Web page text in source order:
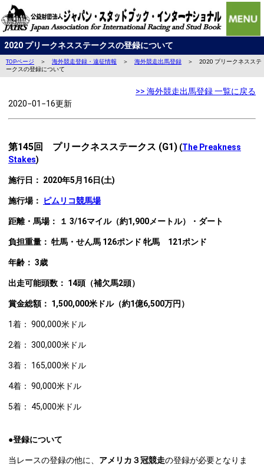
2020 プリークネスステークスの登録について
TOPページ ＞ 海外競走登録・遠征情報 ＞ 海外競走出馬登録 ＞ 2020 プリークネスステ
ークスの登録について
>> 海外競走出馬登録 一覧に戻る
2020−01−16更新
第145回 プリークネスステークス (G1) (The Preakness
Stakes)
施行日： 2020年5月16日(土)
施行場： ピムリコ競馬場
距離・馬場： １ 3/16マイル（約1,900メートル）・ダート
負担重量： 牡馬・せん馬 126ポンド 牝馬 121ポンド
年齢： 3歳
出走可能頭数： 14頭（補欠馬2頭）
賞金総額： 1,500,000米ドル（約1億6,500万円）
1着： 900,000米ドル
2着： 300,000米ドル
3着： 165,000米ドル
4着： 90,000米ドル
5着： 45,000米ドル
●登録について
当レースの登録の他に、 アメリカ３冠競走の登録が必要となりま